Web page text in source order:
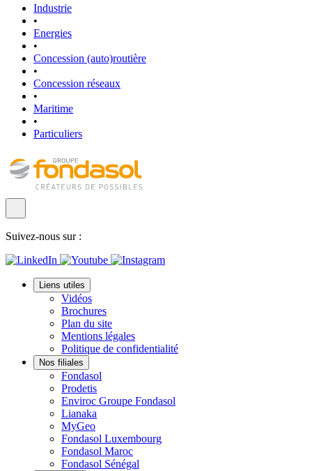
Industrie
•
Energies
•
Concession (auto)routière
•
Concession réseaux
•
Maritime
•
Particuliers
Suivez-nous sur :
Liens utiles
Vidéos
Brochures
Plan du site
Mentions légales
Politique de confidentialité
Nos filiales
Fondasol
Prodetis
Enviroc Groupe Fondasol
Lianaka
MyGeo
Fondasol Luxembourg
Fondasol Maroc
Fondasol Sénégal